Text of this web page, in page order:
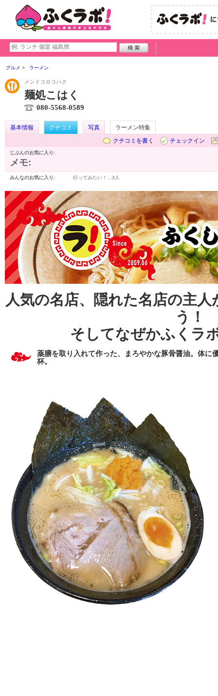
グルメ ラーメン
メンドコロコハク
麺処こはく
080-5568-0589
基本情報 クチコミ 写真
ラーメン特集
クチコミを書く
チェックイン
じぶんのお気に入り:
メモ:
みんなのお気に入り: 行ってみたい！… 3人
人気の名店、隠れた名店の主
う！
そしてなぜかふくラ
薬膳を取り入れて作った、まろやかな豚骨醤油。体に
杯。